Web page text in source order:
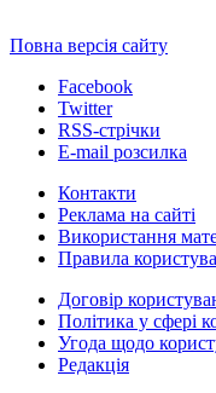
Повна версія сайту
Facebook
Twitter
RSS-стрічки
E-mail розсилка
Контакти
Реклама на сайті
Використання
Правила
Договір
Політика у сфері
Угода щодо
Редакція